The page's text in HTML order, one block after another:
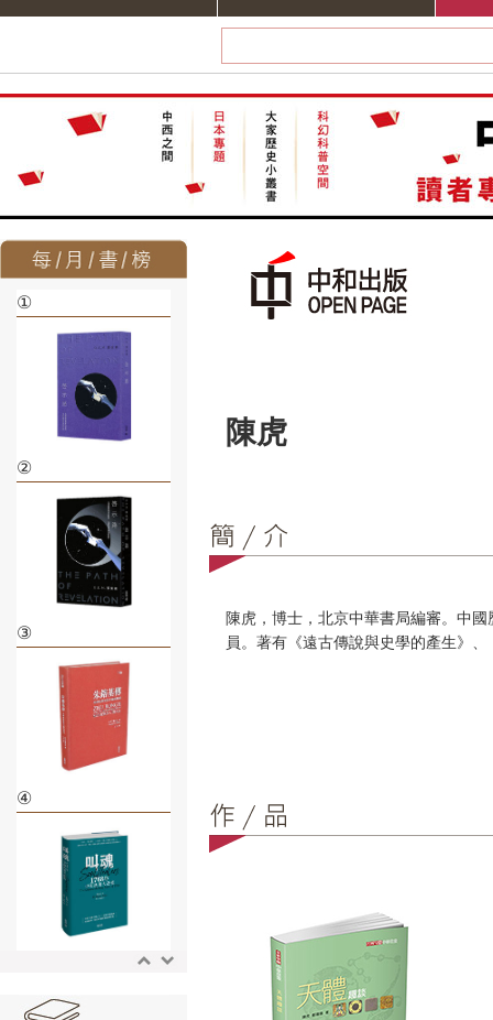
①
②
③
④
陳虎
陳虎，博士，北京中華書局編審。中
員。著有《遠古傳說與史學的產生》